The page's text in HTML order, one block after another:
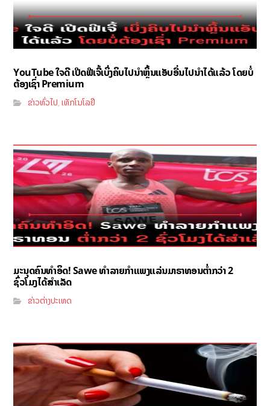
YouTube ໃຈດີ ເປີດຟີເຈີ້ເບິ່ງຄິບໄປນຳຫຼິ້ນແອັບອື່ນໄປນຳໄດ້ແລ້ວ ໂດຍບໍ່
ຕ້ອງເຊົ່າ Premium
ຂ່າວທົ່ວໄປ,ເທັກໂນໂລຢີ
ມະນຸດຄົນທຳອິດ! Sawe ທຳລາຍກຳແພງແລ່ນມາຣາທອນຕ່ຳກວ່າ 2
ຊົ່ວໂມງໄດ້ສຳເລັດ
ຂ່າວຕ່າງປະເທດ